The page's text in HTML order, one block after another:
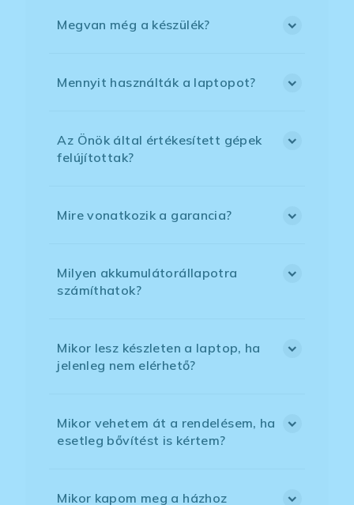
Megvan még a készülék?
Mennyit használták a laptopot?
Az Önök által értékesített gépek
felújítottak?
Mire vonatkozik a garancia?
Milyen akkumulátorállapotra
számíthatok?
Mikor lesz készleten a laptop, ha
jelenleg nem elérhető?
Mikor vehetem át a rendelésem, ha
esetleg bővítést is kértem?
Mikor kapom meg a házhoz